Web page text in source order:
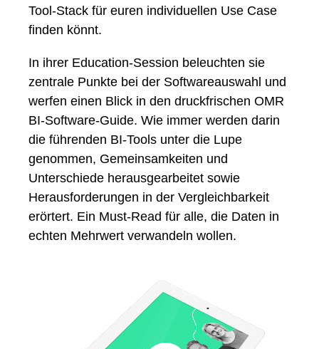
Tool-Stack für euren individuellen Use Case
finden könnt.
In ihrer Education-Session beleuchten sie
zentrale Punkte bei der Softwareauswahl und
werfen einen Blick in den druckfrischen OMR
BI-Software-Guide. Wie immer werden darin
die führenden BI-Tools unter die Lupe
genommen, Gemeinsamkeiten und
Unterschiede herausgearbeitet sowie
Herausforderungen in der Vergleichbarkeit
erörtert. Ein Must-Read für alle, die Daten in
echten Mehrwert verwandeln wollen.